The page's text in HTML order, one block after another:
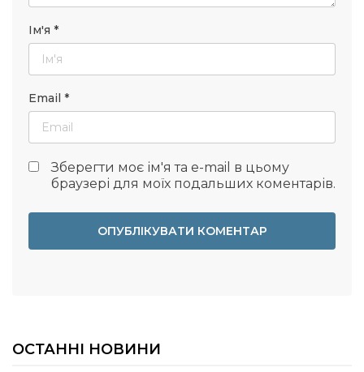
Ім'я *
Email *
Зберегти моє ім'я та e-mail в цьому
браузері для моїх подальших коментарів.
ОСТАННІ НОВИНИ